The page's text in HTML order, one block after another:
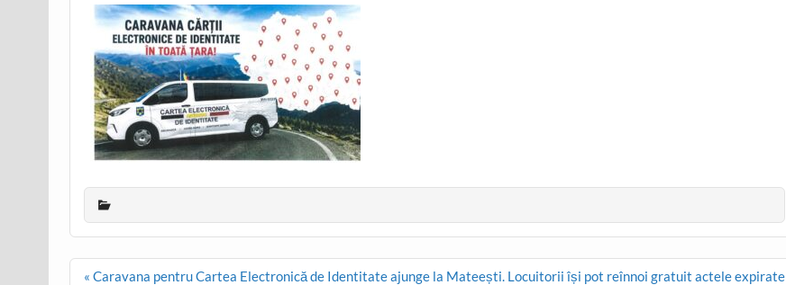
Post
« Caravana pentru Cartea Electronică de Identitate ajunge la Mateești. Locuitorii își pot reînnoi gratuit actele expirate